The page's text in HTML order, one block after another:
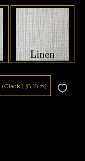
(Gładki) (8,18 zł)